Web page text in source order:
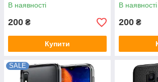
В наявності
200 ₴
Купити
В наявності
200 ₴
SALE